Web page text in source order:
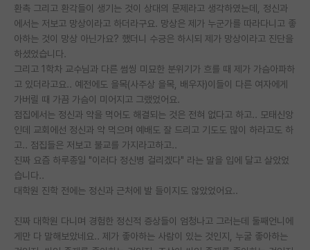
환촉 그리고 환각들이 생기는 것이 상대의 문제라고 생각하였는데, 정신과
에서는 저보고 망상이라고 하더라구요. 망상은 제가 누군가를 따라다니고 좋
아하는 것이 망상 아닌가요? 했더니 수긍은 하시되 제가 망상이라고 진단을
하셨었습니다.
그리고 1학차 교수님과 다른 썸씽 미묘한 분위기가 흐를 때 제가 가슴아파하
고 있더라고요.. 예전에도 을목(사주상 을목, 배우자)이들이 다른 여자에게
가버릴 때 가끔 가슴이 미어지고 그랬었어요.
점집에서는 정신과 약을 먹어도 해결되는 것은 전혀 없다고 하고.. 모태신앙
인데 교회에선 정신과 약 먹으며 예배도 잘 드리고 기도도 많이 하라고도 하
고.. 점집들은 저보고 불교를 가지라고하고..
진짜 요즘 하루종일 "이러다 정신병 걸리겠다" 라는 말을 입에 달고 살았었
습니다..
대학원 진학 전에는 정신과 근처에 발 들이지도 않았었어요..
진짜 대학원 다니며 경험한 정신적 증상들이 엄청나고 그러는데 둘째언니에
게만 다 말해보았네요.. 제가 좋아하는 사람이 있는 것인지, 누굴 좋아하는